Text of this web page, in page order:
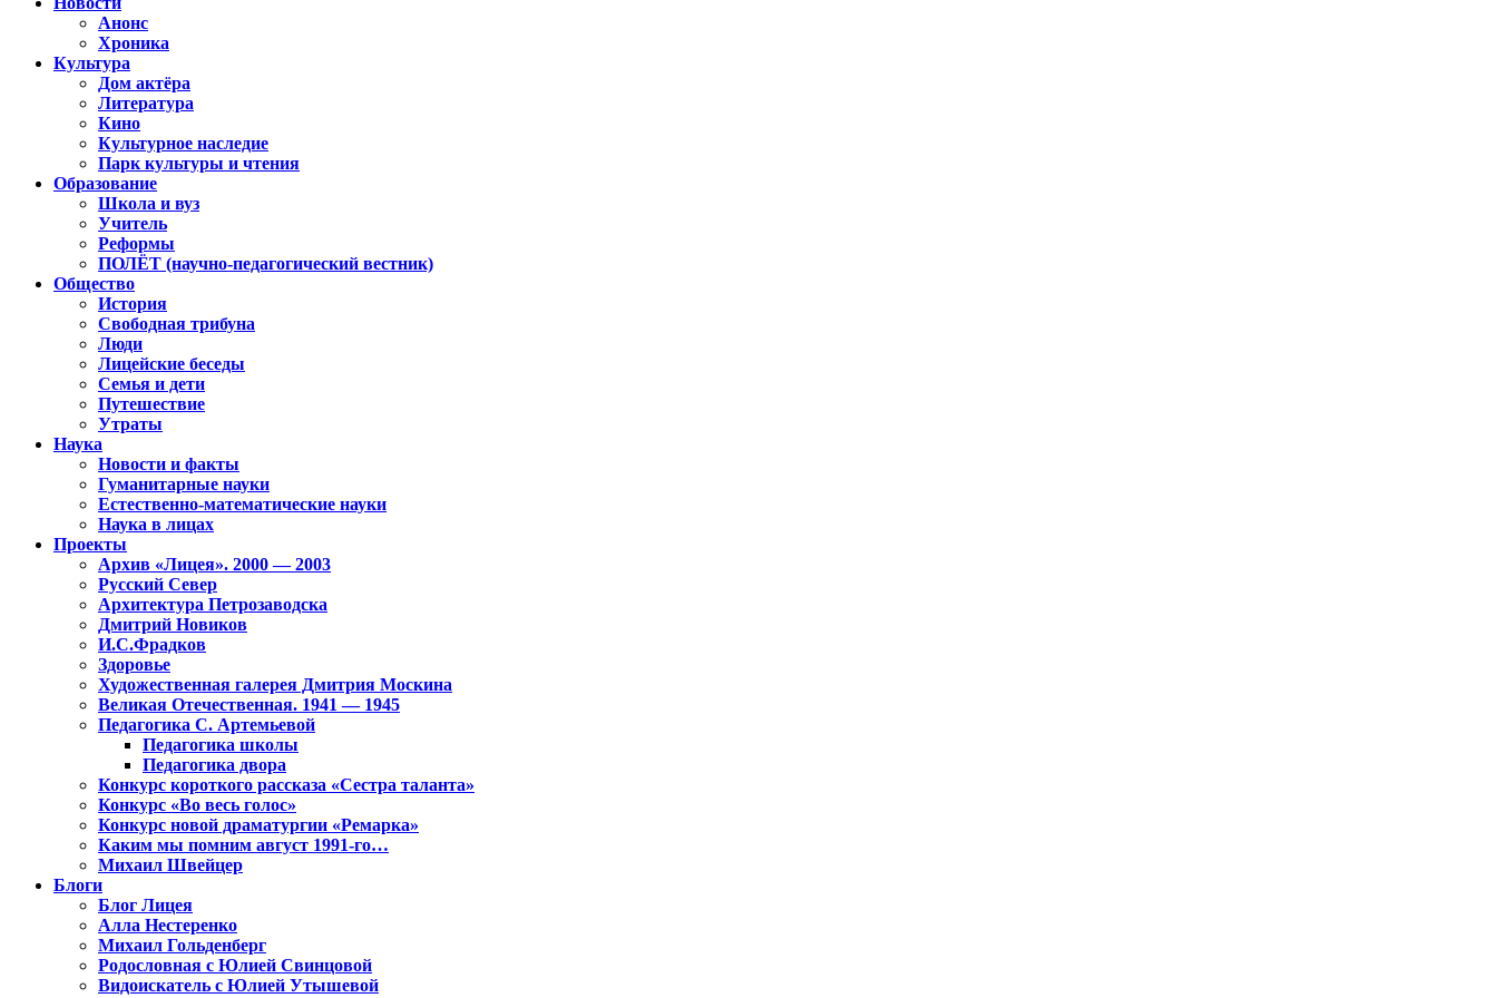
Анонс
Хроника
Культура
Дом актёра
Литература
Кино
Культурное наследие
Парк культуры и чтения
Образование
Школа и вуз
Учитель
Реформы
ПОЛЁТ (научно-педагогический вестник)
Общество
История
Свободная трибуна
Люди
Лицейские беседы
Семья и дети
Путешествие
Утраты
Наука
Новости и факты
Гуманитарные науки
Естественно-математические науки
Наука в лицах
Проекты
Архив «Лицея». 2000 — 2003
Русский Север
Архитектура Петрозаводска
Дмитрий Новиков
И.С.Фрадков
Здоровье
Художественная галерея Дмитрия Москина
Великая Отечественная. 1941 — 1945
Педагогика С. Артемьевой
Педагогика школы
Педагогика двора
Конкурс короткого рассказа «Сестра таланта»
Конкурс «Во весь голос»
Конкурс новой драматургии «Ремарка»
Каким мы помним август 1991-го…
Михаил Швейцер
Блоги
Блог Лицея
Алла Нестеренко
Михаил Гольденберг
Родословная с Юлией Свинцовой
Видоискатель с Юлией Утышевой